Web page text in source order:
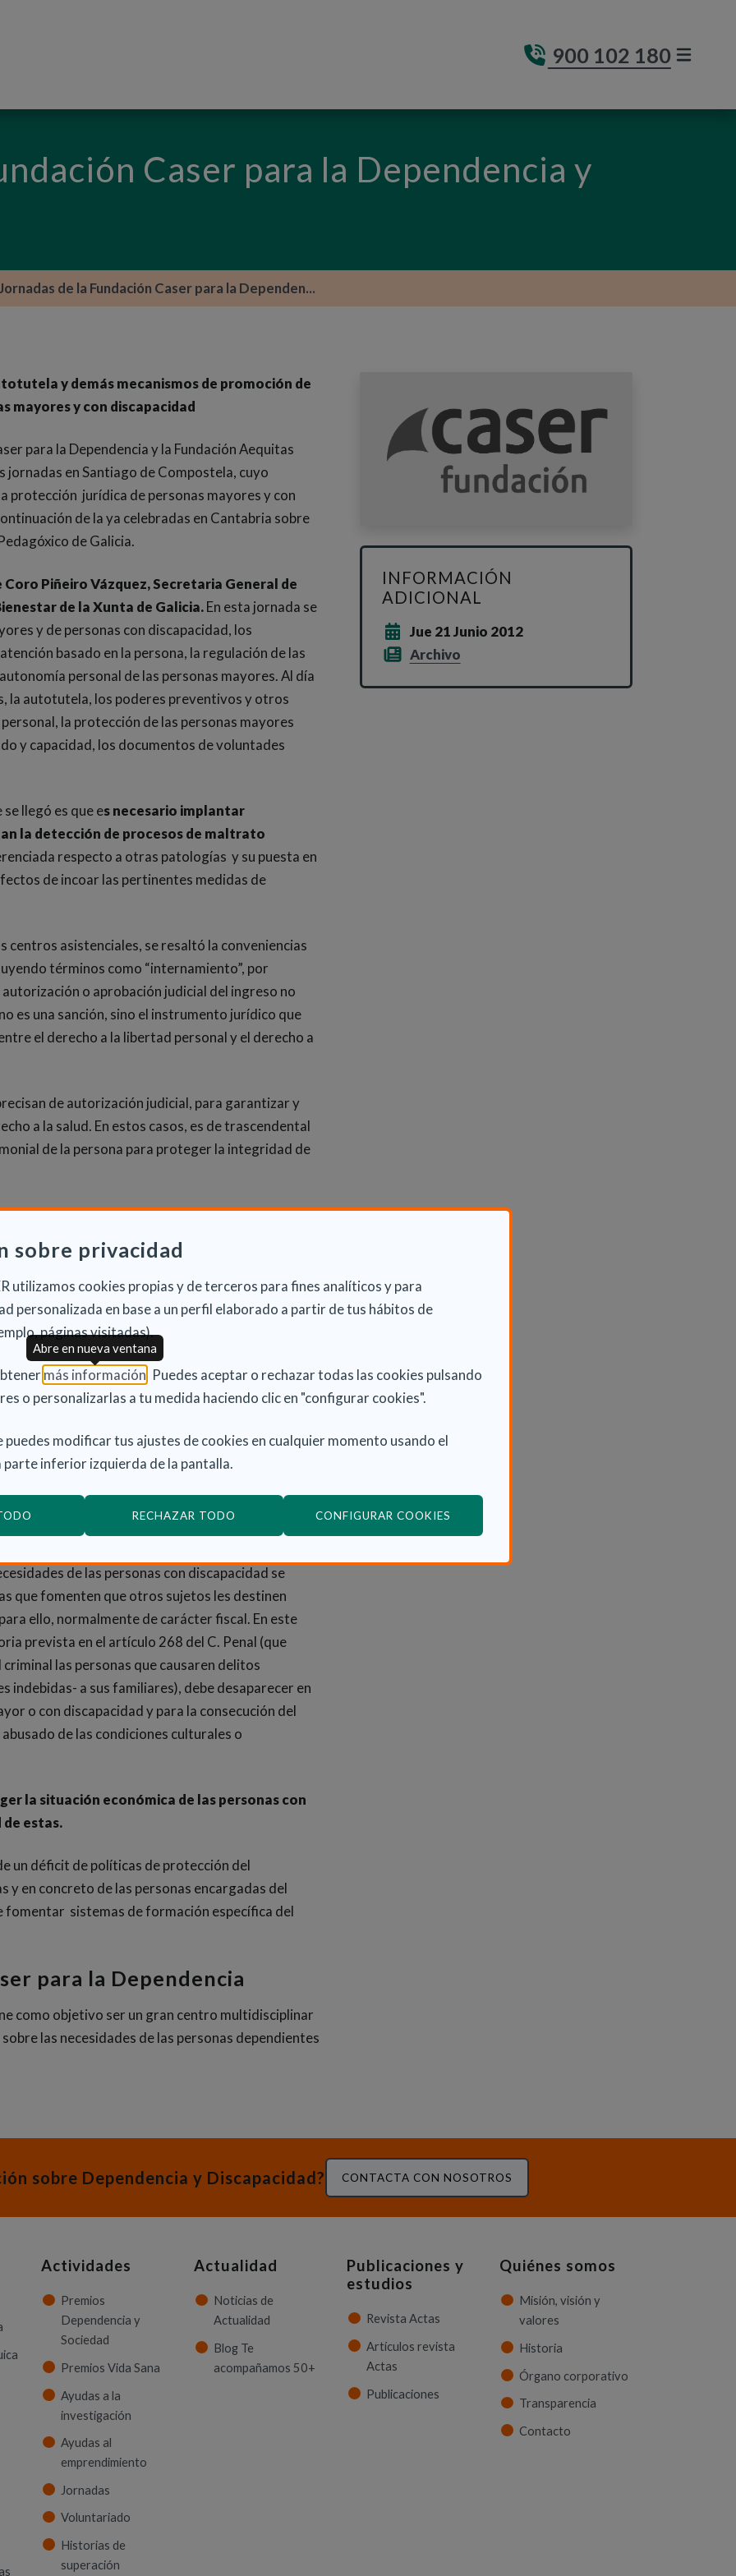
sobre privacidad
utilizamos cookies propias y de terceros para fines analíticos y para
personalizada en base a un perfil elaborado a partir de tus hábitos de
páginas visitadas).
más información (Abre en nueva ventana)
. Puedes aceptar o rechazar todas las cookies pulsando
o personalizarlas a tu medida haciendo clic en "configurar cookies".
puedes modificar tus ajustes de cookies en cualquier momento usando el
parte inferior izquierda de la pantalla.
RECHAZAR TODO CONFIGURAR COOKIES
Abre en nueva ventana
900 102 180
Caser para la Dependencia y
Jornadas de la Fundación Caser para la Dependen...
y demás mecanismos de promoción de
mayores y con discapacidad
para la Dependencia y la Fundación Aequitas
jornadas en Santiago de Compostela, cuyo
jurídica de personas mayores y con
de la ya celebradas en Cantabria sobre
de Galicia.
Piñeiro Vázquez, Secretaria General de
de la Xunta de Galicia.En esta jornada se
y de personas con discapacidad, los
basado en la persona, la regulación de las
personal de las personas mayores. Al día
la autotutela, los poderes preventivos y otros
la protección de las personas mayores
y capacidad, los documentos de voluntades
llegó es que es necesario implantar
la detección de procesos de maltrato
respecto a otras patologías y su puesta en
de incoar las pertinentes medidas de
centros asistenciales, se resaltó la conveniencias
términos como “internamiento”, por
o aprobación judicial del ingreso no
es una sanción, sino el instrumento jurídico que
el derecho a la libertad personal y el derecho a
de autorización judicial, para garantizar y
a la salud. En estos casos, es de trascendental
de la persona para proteger la integridad de
solo, no es suficiente para determinar la
de las capacidades adaptativas y/o factores
Las habilidades cognitivas son mucho más que
de la capacidad para consentir, se señaló
la legislación española que se consolida y
sobre los derechos de las personas con
ancianos son un colectivo especialmente
desposeído de sus bienes, lo que aumenta su
Asimismo, estos hechos se dan más en los
ello, hay que establecer mecanismos jurídicos
de las personas con discapacidad se
que fomenten que otros sujetos les destinen
ello, normalmente de carácter fiscal. En este
prevista en el artículo 268 del C. Penal (que
las personas que causaren delitos
a sus familiares), debe desaparecer en
o con discapacidad y para la consecución del
de las condiciones culturales o
la situación económica de las personas con
estas.
un déficit de políticas de protección del
y en concreto de las personas encargadas del
fomentar sistemas de formación específica del
para la Dependencia
como objetivo ser un gran centro multidisciplinar
las necesidades de las personas dependientes
INFORMACIÓN
ADICIONAL
Jue 21 Junio 2012
Archivo
sobre Dependencia y Discapacidad? CONTACTA CON NOSOTROS
Actividades
Premios
Dependencia y
Sociedad
Premios Vida Sana
Ayudas a la
investigación
Ayudas al
emprendimiento
Jornadas
Voluntariado
Historias de
superación
Actualidad
Noticias de
Actualidad
Blog Te
acompañamos 50+
Publicaciones y
estudios
Revista Actas
Artículos revista
Actas
Publicaciones
Quiénes somos
Misión, visión y
valores
Historia
Órgano corporativo
Transparencia
Contacto